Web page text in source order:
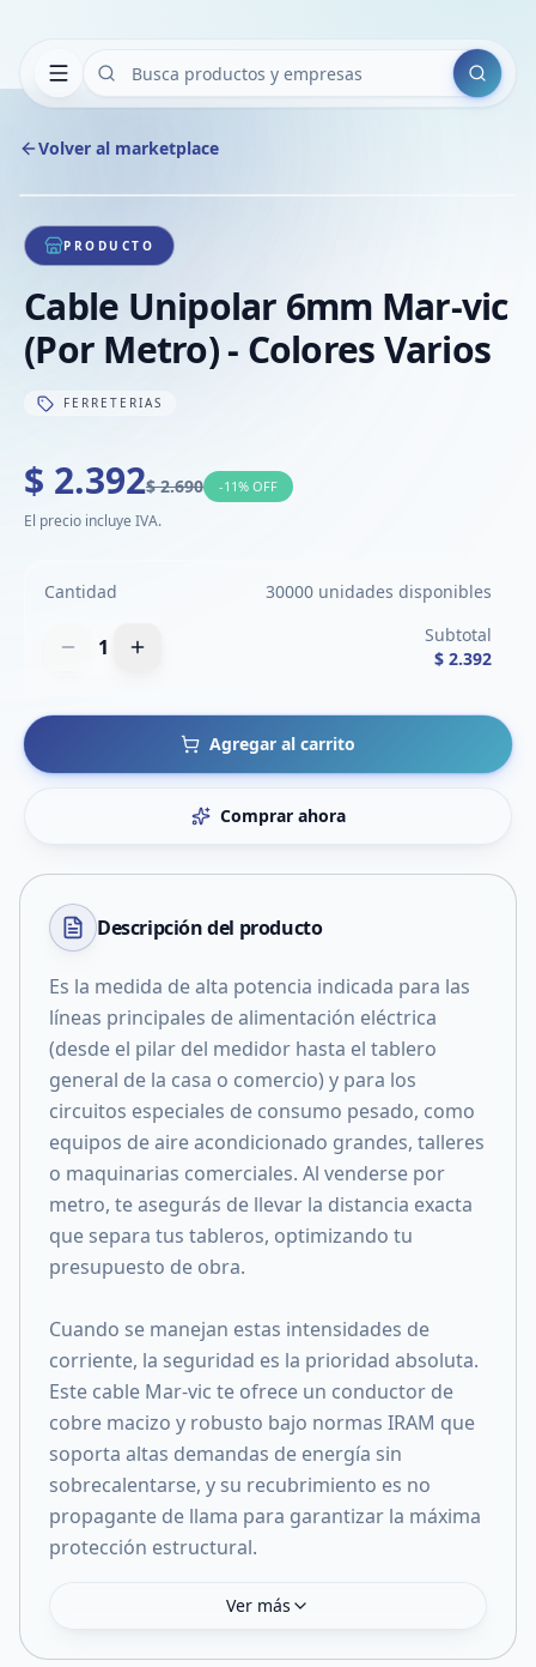
Buscar
Volver al marketplace
1/1
PRODUCTO
Cable Unipolar 6mm Mar-vic
(Por Metro) - Colores Varios
FERRETERIAS
$ 2.392$ 2.690 -11% OFF
El precio incluye IVA.
Cantidad 30000 unidades disponibles
1
Subtotal
$ 2.392
Agregar al carrito
Comprar ahora
Descripción del producto
Es la medida de alta potencia indicada para las
líneas principales de alimentación eléctrica
(desde el pilar del medidor hasta el tablero
general de la casa o comercio) y para los
circuitos especiales de consumo pesado, como
equipos de aire acondicionado grandes, talleres
o maquinarias comerciales. Al venderse por
metro, te asegurás de llevar la distancia exacta
que separa tus tableros, optimizando tu
presupuesto de obra.
Cuando se manejan estas intensidades de
corriente, la seguridad es la prioridad absoluta.
Este cable Mar-vic te ofrece un conductor de
cobre macizo y robusto bajo normas IRAM que
soporta altas demandas de energía sin
sobrecalentarse, y su recubrimiento es no
propagante de llama para garantizar la máxima
protección estructural.
Ver más